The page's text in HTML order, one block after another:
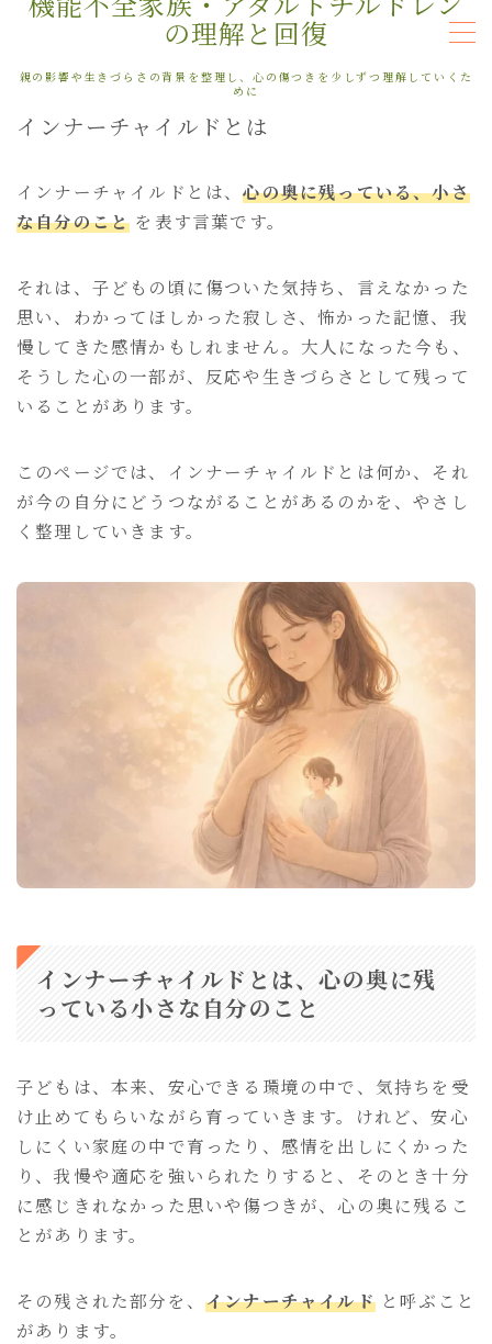
の理解と回復
親の影響や生きづらさの背景を整理し、心の傷つきを少しずつ理解していくた
めに
MENU
親の影響・機能不全家族
自分を責める・自己否定
本音がわからない・感情整理
不安・生きづらさ・繰り返すパターン
インナーチャイルド・回復
おもいのままに
インナーチャイルドとは
インナーチャイルドとは、心の奥に残っている、小さ
な自分のこと を表す言葉です。
それは、子どもの頃に傷ついた気持ち、言えなかった
思い、わかってほしかった寂しさ、怖かった記憶、我
慢してきた感情かもしれません。大人になった今も、
そうした心の一部が、反応や生きづらさとして残って
いることがあります。
このページでは、インナーチャイルドとは何か、それ
が今の自分にどうつながることがあるのかを、やさし
く整理していきます。
インナーチャイルドとは、心の奥に残
っている小さな自分のこと
子どもは、本来、安心できる環境の中で、気持ちを受
け止めてもらいながら育っていきます。けれど、安心
しにくい家庭の中で育ったり、感情を出しにくかった
り、我慢や適応を強いられたりすると、そのとき十分
に感じきれなかった思いや傷つきが、心の奥に残るこ
とがあります。
その残された部分を、 インナーチャイルドと呼ぶこと
があります。